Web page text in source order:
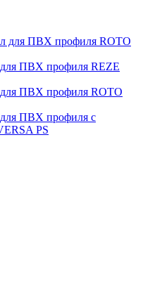
для ПВХ профиля ROTO
ПВХ профиля REZE
ПВХ профиля ROTO
ПВХ профиля с
PS